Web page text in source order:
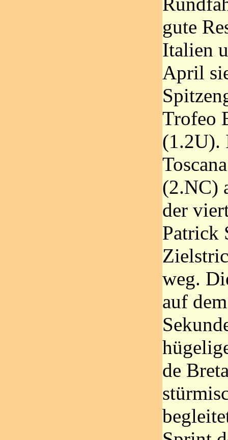
gute
Italien
April
Trofeo
(1.2U).
(2.NC)
der
Patrick
weg.
auf
de